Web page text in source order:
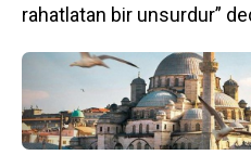
rahatlatan bir unsurdur”